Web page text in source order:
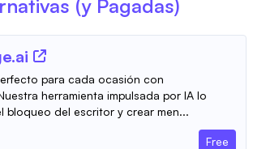
(y Pagadas)
para cada ocasión con
herramienta impulsada por IA lo
bloqueo del escritor y crear men...
Free